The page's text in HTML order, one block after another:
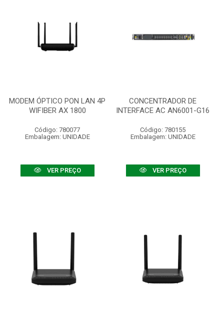
MODEM ÓPTICO PON LAN 4P
WIFIBER AX 1800
Código: 780077
Embalagem: UNIDADE
VER PREÇO
CONCENTRADOR DE
INTERFACE AC AN6001-G16
Código: 780155
Embalagem: UNIDADE
VER PREÇO